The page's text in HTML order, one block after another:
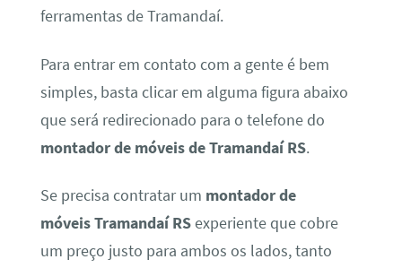
ferramentas de Tramandaí.
Para entrar em contato com a gente é bem
simples, basta clicar em alguma figura abaixo
que será redirecionado para o telefone do
montador de móveis de Tramandaí RS.
Se precisa contratar um montador de
móveis Tramandaí RSexperiente que cobre
um preço justo para ambos os lados, tanto